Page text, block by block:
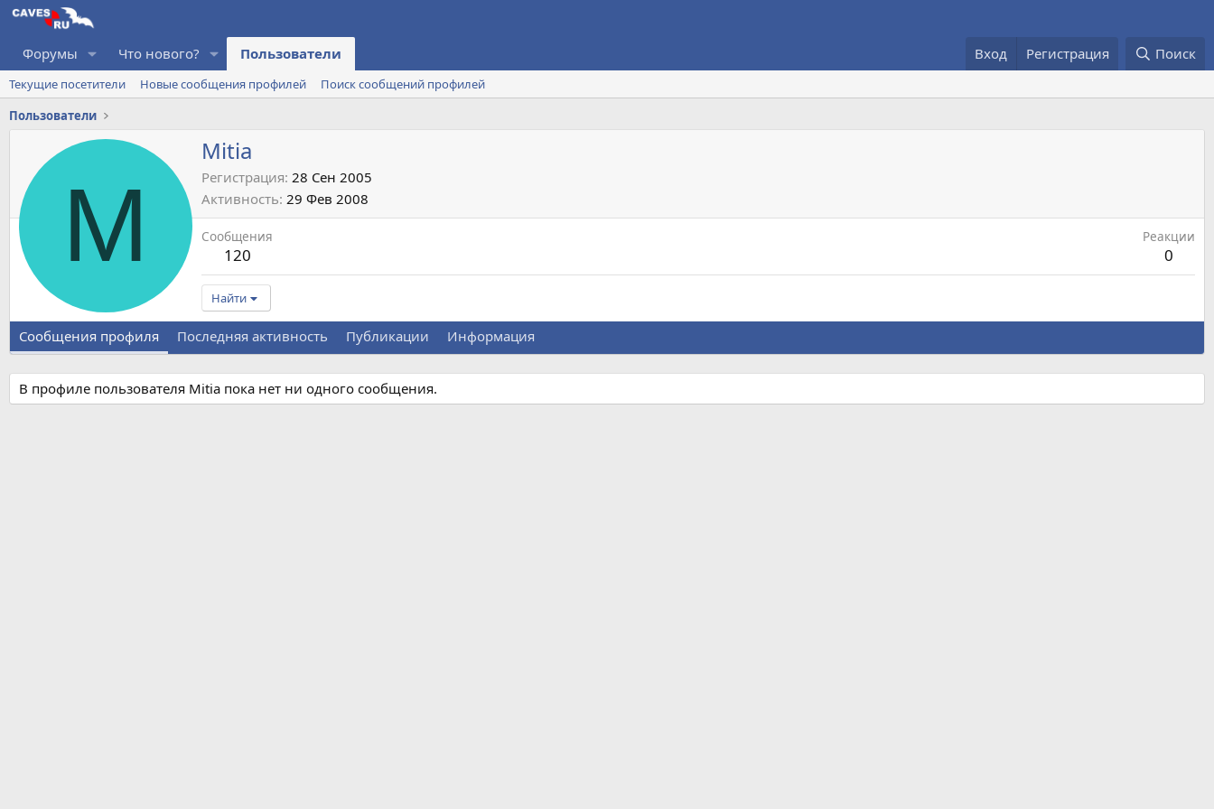
Форумы Что нового? Пользователи Вход Регистрация Поиск
Текущие посетители Новые сообщения профилей
Поиск сообщений профилей
Пользователи
M
Mitia
Регистрация 28 Сен 2005
Активность 29 Фев 2008
Сообщения
120
Реакции
0
Найти
Сообщения профиля Последняя активность Публикации Информация
В профиле пользователя Mitia пока нет ни одного сообщения.